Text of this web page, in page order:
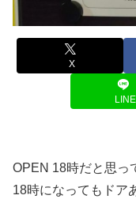
X
LINE
OPEN 18時だと思っ
18時になってもドア